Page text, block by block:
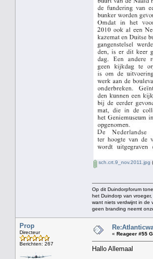
sch.crt.9_nov.2011.jpg
Op dit Duindorpforum
het Duindorp van
want niets verdwijnt in de
geen branding neemt
Prop
Directeur
Berichten: 267
« Reageer #55
Hallo Allemaal